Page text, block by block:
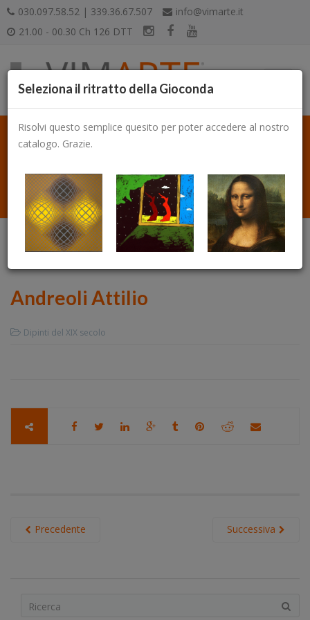
030.097.58.52 | 339.36.67.507
info@vimarte.it
21.00 - 00.30 Ch 126 DTT
Andreoli Attilio
Dipinti del XIX secolo
Successiva
Precedente
Seleziona il ritratto della Gioconda
Risolvi questo semplice quesito per poter accedere al nostro
catalogo. Grazie.